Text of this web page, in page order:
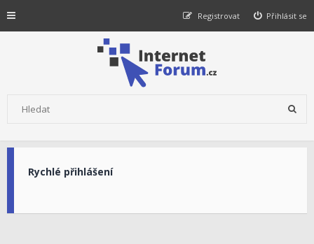
Přihlásit se
Registrovat
Rychlé přihlášení